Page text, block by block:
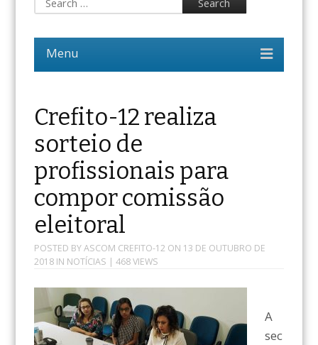
Crefito-12 realiza
sorteio de
profissionais para
compor comissão
eleitoral
POSTED BYASCOM CREFITO-12 ON 13 DE OUTUBRO DE
2018IN NOTÍCIAS | 468 VIEWS
A
sec